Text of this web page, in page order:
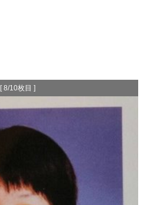
[ 8/10枚目 ]